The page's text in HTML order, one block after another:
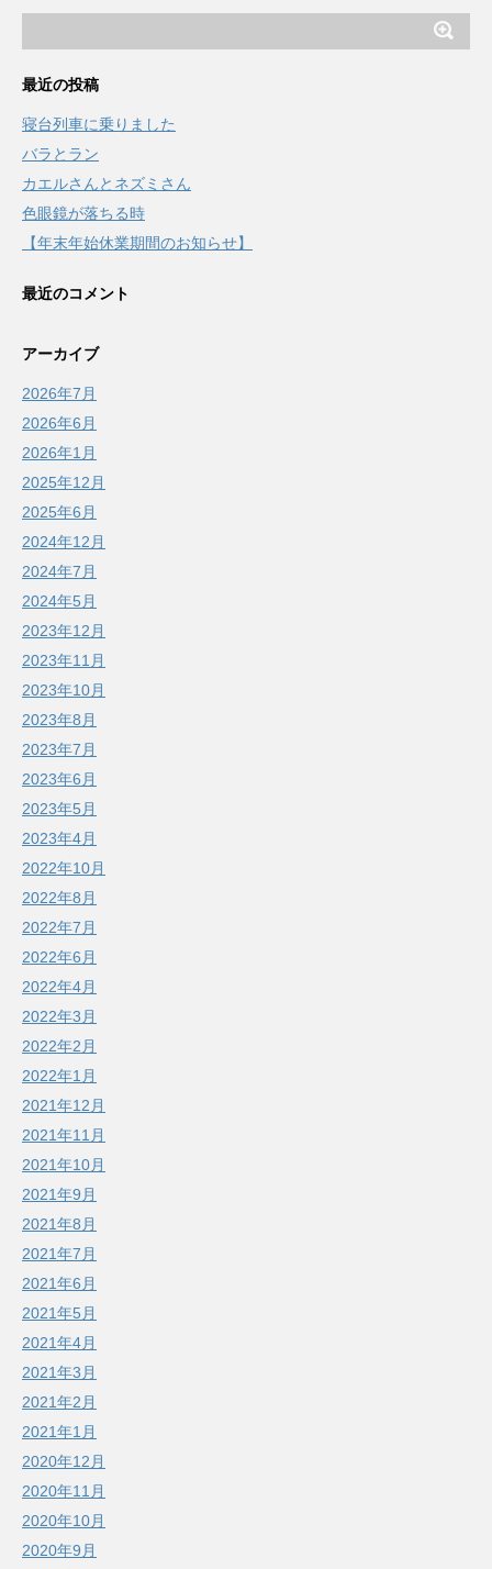
最近の投稿
寝台列車に乗りました
バラとラン
カエルさんとネズミさん
色眼鏡が落ちる時
【年末年始休業期間のお知らせ】
最近のコメント
アーカイブ
2026年7月
2026年6月
2026年1月
2025年12月
2025年6月
2024年12月
2024年7月
2024年5月
2023年12月
2023年11月
2023年10月
2023年8月
2023年7月
2023年6月
2023年5月
2023年4月
2022年10月
2022年8月
2022年7月
2022年6月
2022年4月
2022年3月
2022年2月
2022年1月
2021年12月
2021年11月
2021年10月
2021年9月
2021年8月
2021年7月
2021年6月
2021年5月
2021年4月
2021年3月
2021年2月
2021年1月
2020年12月
2020年11月
2020年10月
2020年9月